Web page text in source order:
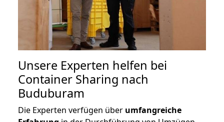
Unsere Experten helfen bei
Container Sharing nach
Buduburam
Die Experten verfügen über umfangreiche